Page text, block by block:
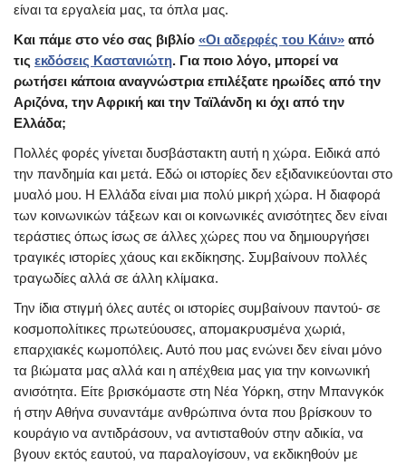
είναι τα εργαλεία μας, τα όπλα μας.
Και πάμε στο νέο σας βιβλίο «Οι αδερφές του Κάιν» από
τις εκδόσεις Καστανιώτη. Για ποιο λόγο, μπορεί να
ρωτήσει κάποια αναγνώστρια επιλέξατε ηρωίδες από την
Αριζόνα, την Αφρική και την Ταϊλάνδη κι όχι από την
Ελλάδα;
Πολλές φορές γίνεται δυσβάστακτη αυτή η χώρα. Ειδικά από
την πανδημία και μετά. Εδώ οι ιστορίες δεν εξιδανικεύονται στο
μυαλό μου. Η Ελλάδα είναι μια πολύ μικρή χώρα. Η διαφορά
των κοινωνικών τάξεων και οι κοινωνικές ανισότητες δεν είναι
τεράστιες όπως ίσως σε άλλες χώρες που να δημιουργήσει
τραγικές ιστορίες χάους και εκδίκησης. Συμβαίνουν πολλές
τραγωδίες αλλά σε άλλη κλίμακα.
Την ίδια στιγμή όλες αυτές οι ιστορίες συμβαίνουν παντού- σε
κοσμοπολίτικες πρωτεύουσες, απομακρυσμένα χωριά,
επαρχιακές κωμοπόλεις. Αυτό που μας ενώνει δεν είναι μόνο
τα βιώματα μας αλλά και η απέχθεια μας για την κοινωνική
ανισότητα. Είτε βρισκόμαστε στη Νέα Υόρκη, στην Μπανγκόκ
ή στην Αθήνα συναντάμε ανθρώπινα όντα που βρίσκουν το
κουράγιο να αντιδράσουν, να αντισταθούν στην αδικία, να
βγουν εκτός εαυτού, να παραλογίσουν, να εκδικηθούν με